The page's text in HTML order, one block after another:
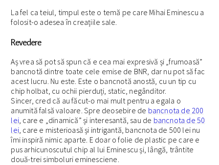
La fel ca teiul, timpul este o temă pe care Mihai Eminescu a
folosit-o adesea în creațiile sale.
Revedere
Aș vrea să pot să spun că e cea mai expresivă și „frumoasă”
bancnotă dintre toate cele emise de BNR, dar nu pot să fac
acest lucru. Nu este. Este o bancnotă anostă, cu un tip cu
chip holbat, cu ochii pierduți, static, negânditor.
Sincer, cred că au făcut-o mai mult pentru a egala o
anumită falsă valoare. Spre deosebire de bancnota de 200
lei, care e „dinamică” și interesantă, sau de bancnota de 50
lei, care e misterioasă și intrigantă, bancnota de 500 lei nu
îmi inspiră nimic aparte. E doar o folie de plastic pe care e
pus arhicunoscutul chip al lui Eminescu și, lângă, trântite
două-trei simboluri eminesciene.